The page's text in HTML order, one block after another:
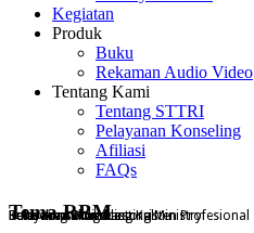
Kegiatan
Produk
Buku
Rekaman Audio Video
Tentang Kami
Tentang STTRI
Pelayanan Konseling
Afiliasi
FAQs
Pelayanan Konseling Kristen Profesional
Reformed Broadcasting Ministry
Konseling Online
Buku Konseling Pastoral
Tema RBM